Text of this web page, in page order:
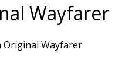
Wayfarer